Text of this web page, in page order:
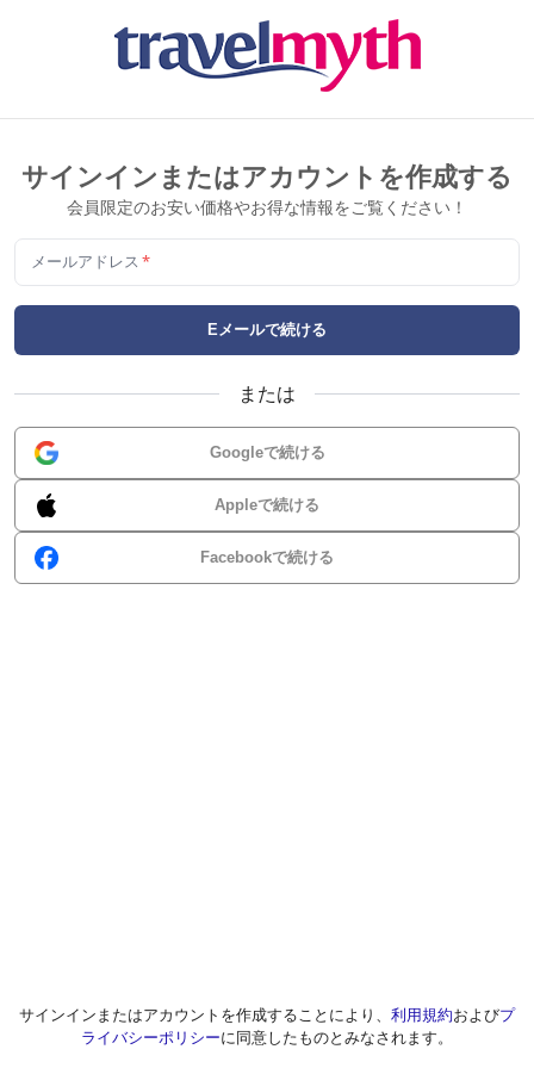
サインインまたはアカウントを作成する
会員限定のお安い価格やお得な情報をご覧ください！
メールアドレス *
Eメールで続ける
または
Googleで続ける
Appleで続ける
Facebookで続ける
サインインまたはアカウントを作成することにより、 利用規約およびプ
ライバシーポリシーに同意したものとみなされます。